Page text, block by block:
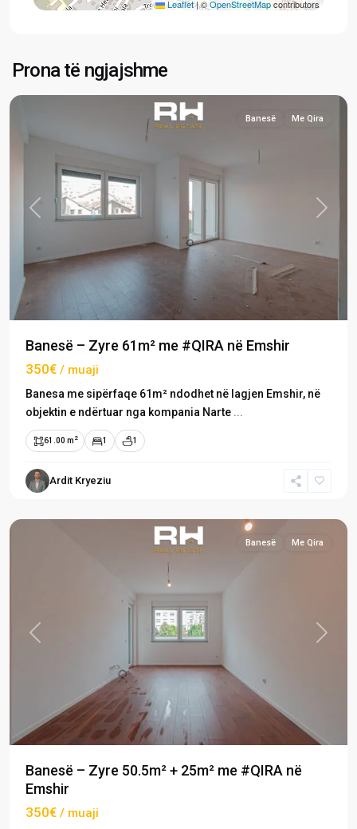
Leaflet|©OpenStreetMapcontributors
Prona të ngjajshme
Prishtinë
Previous Next
Banesë Me Qira
Banesë – Zyre 61m² me #QIRA në Emshir
350€ / muaji
Banesa me sipërfaqe 61m² ndodhet në lagjen Emshir, në
objektin e ndërtuar nga kompania Narte ...
61.00 m 2 1 1
Ardit Kryeziu
Emshir
Kalabri,
Previous Next
Banesë Me Qira
Banesë – Zyre 50.5m² + 25m² me #QIRA në
Emshir
350€ / muaji